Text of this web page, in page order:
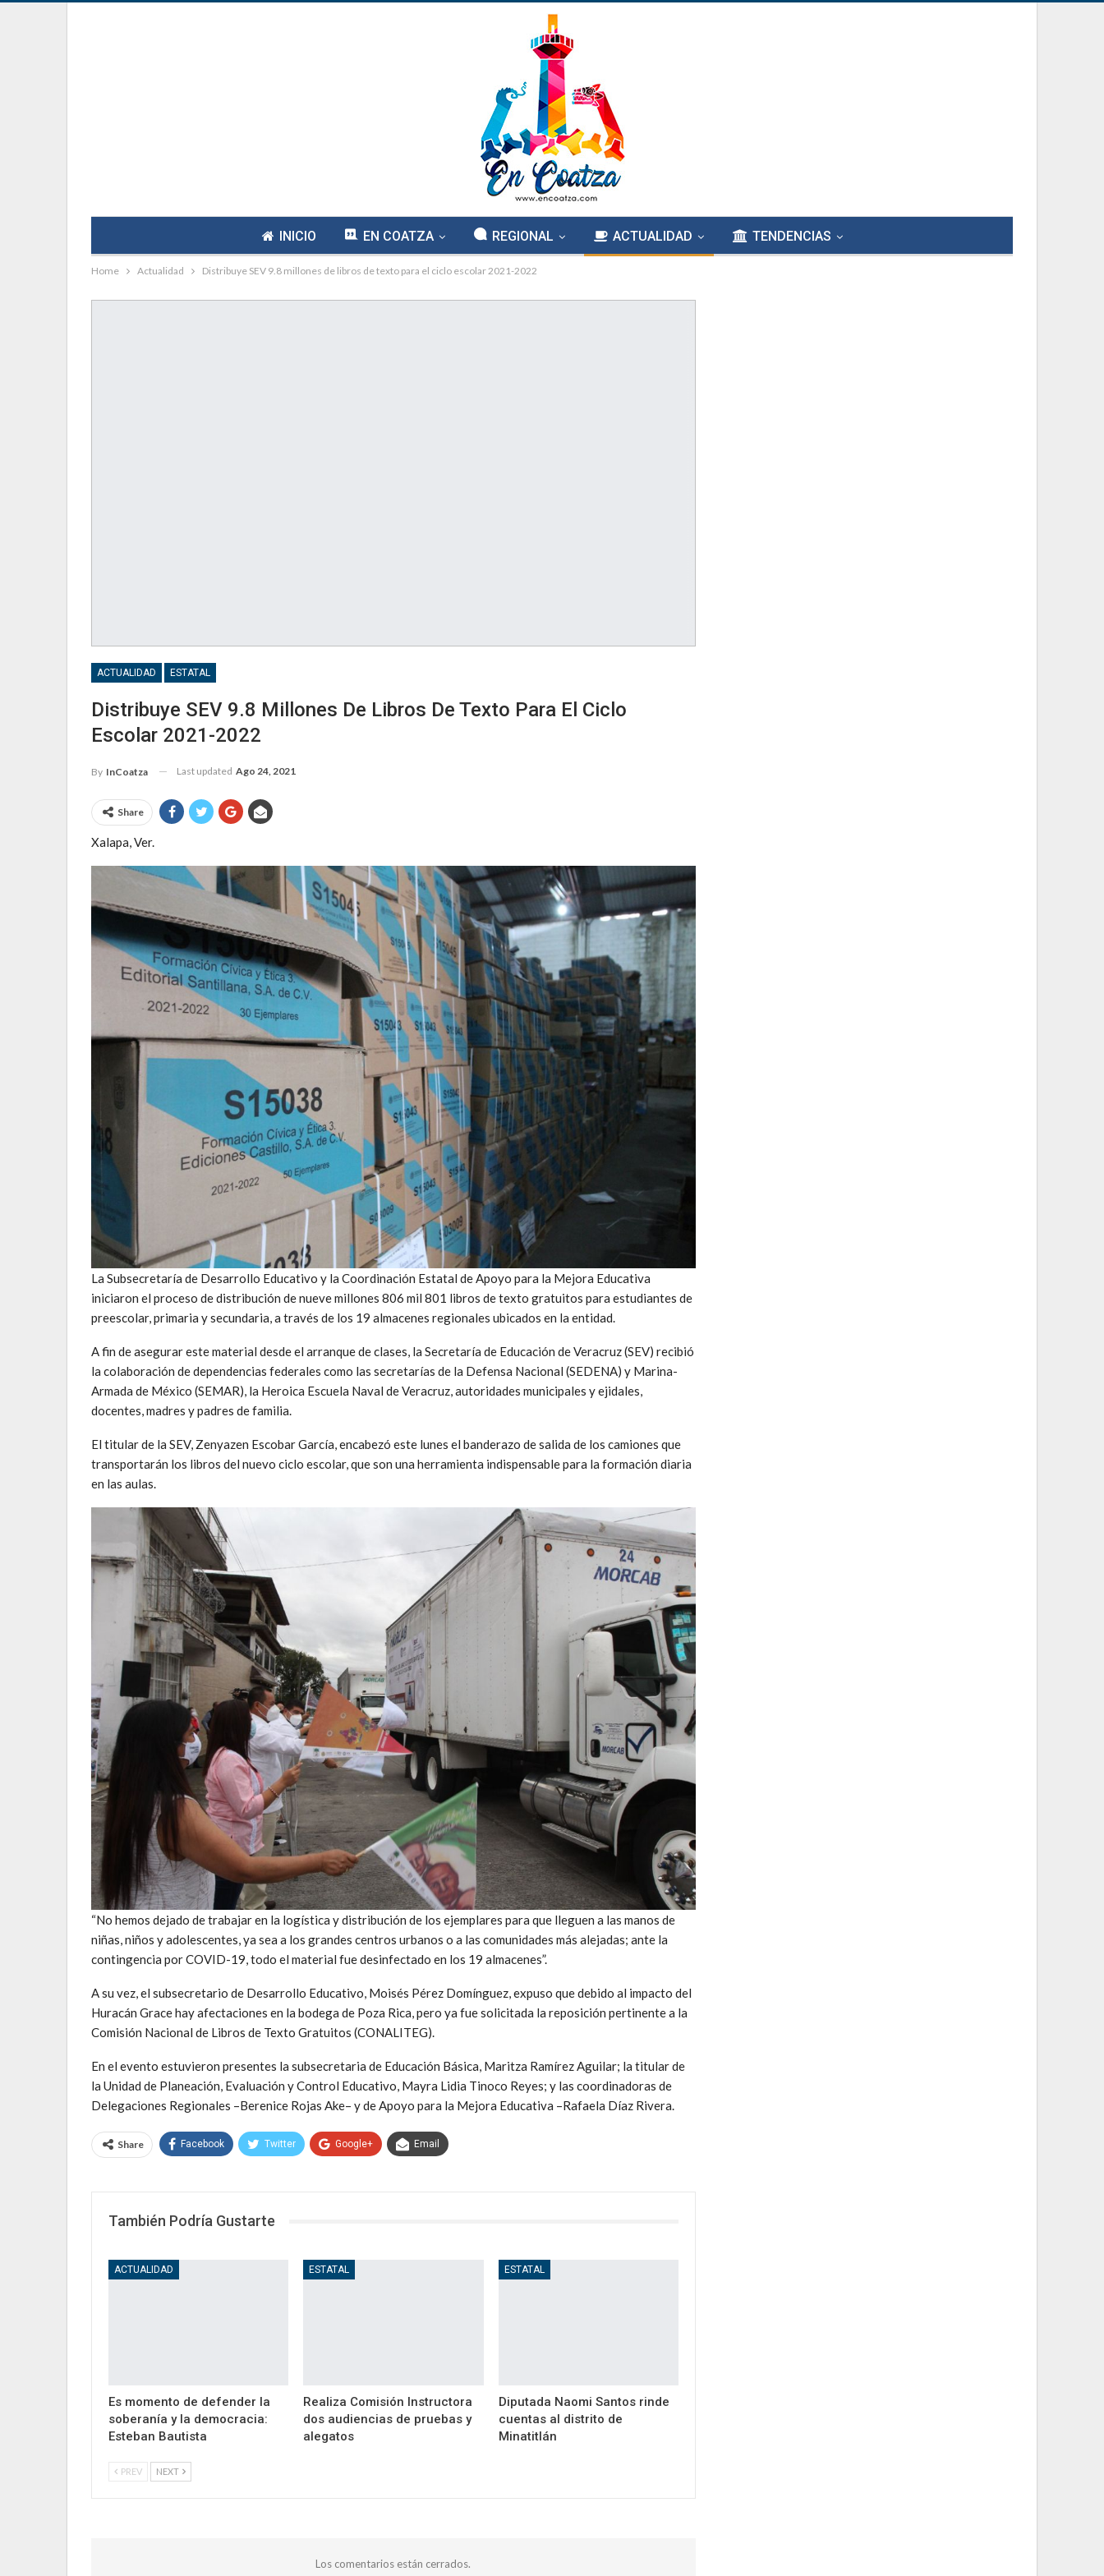
INICIO EN COATZA REGIONAL ACTUALIDAD TENDENCIAS
Home Actualidad Distribuye SEV 9.8 millones de libros de texto para el ciclo escolar 2021-2022
ACTUALIDAD ESTATAL
Distribuye SEV 9.8 Millones De Libros De Texto Para El Ciclo
Escolar 2021-2022
By InCoatza Last updated Ago 24, 2021
Share
Xalapa, Ver.
La Subsecretaría de Desarrollo Educativo y la Coordinación Estatal de Apoyo para la Mejora Educativa
iniciaron el proceso de distribución de nueve millones 806 mil 801 libros de texto gratuitos para estudiantes de
preescolar, primaria y secundaria, a través de los 19 almacenes regionales ubicados en la entidad.
A fin de asegurar este material desde el arranque de clases, la Secretaría de Educación de Veracruz (SEV) recibió
la colaboración de dependencias federales como las secretarías de la Defensa Nacional (SEDENA) y Marina-
Armada de México (SEMAR), la Heroica Escuela Naval de Veracruz, autoridades municipales y ejidales,
docentes, madres y padres de familia.
El titular de la SEV, Zenyazen Escobar García, encabezó este lunes el banderazo de salida de los camiones que
transportarán los libros del nuevo ciclo escolar, que son una herramienta indispensable para la formación diaria
en las aulas.
“No hemos dejado de trabajar en la logística y distribución de los ejemplares para que lleguen a las manos de
niñas, niños y adolescentes, ya sea a los grandes centros urbanos o a las comunidades más alejadas; ante la
contingencia por COVID-19, todo el material fue desinfectado en los 19 almacenes”.
A su vez, el subsecretario de Desarrollo Educativo, Moisés Pérez Domínguez, expuso que debido al impacto del
Huracán Grace hay afectaciones en la bodega de Poza Rica, pero ya fue solicitada la reposición pertinente a la
Comisión Nacional de Libros de Texto Gratuitos (CONALITEG).
En el evento estuvieron presentes la subsecretaria de Educación Básica, Maritza Ramírez Aguilar; la titular de
la Unidad de Planeación, Evaluación y Control Educativo, Mayra Lidia Tinoco Reyes; y las coordinadoras de
Delegaciones Regionales –Berenice Rojas Ake– y de Apoyo para la Mejora Educativa –Rafaela Díaz Rivera.
Share Facebook Twitter Google+ Email
También Podría Gustarte
ACTUALIDAD
Es momento de defender la
soberanía y la democracia:
Esteban Bautista
ESTATAL
Realiza Comisión Instructora
dos audiencias de pruebas y
alegatos
ESTATAL
Diputada Naomi Santos rinde
cuentas al distrito de
Minatitlán
PREV NEXT
Los comentarios están cerrados.